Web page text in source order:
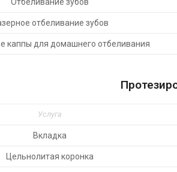
отбеливание зубов
каппы для домашнего отбеливания
Услуга
Вкладка
Цельнолитая коронка